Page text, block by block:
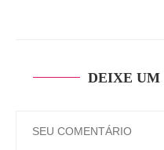
DEIXE UM